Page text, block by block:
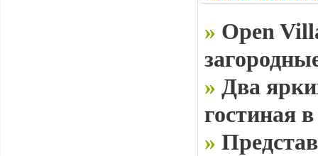
» Open
» Два
гостиная
»